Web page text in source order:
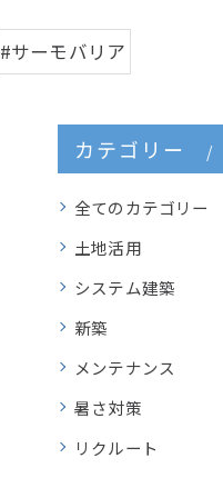
#サーモバリア
カテゴリー
全てのカテゴリー
土地活用
システム建築
新築
メンテナンス
暑さ対策
リクルート